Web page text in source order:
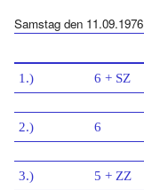
Samstag den 11.09.1976
1.) 6 + SZ
2.) 6
3.) 5 + ZZ